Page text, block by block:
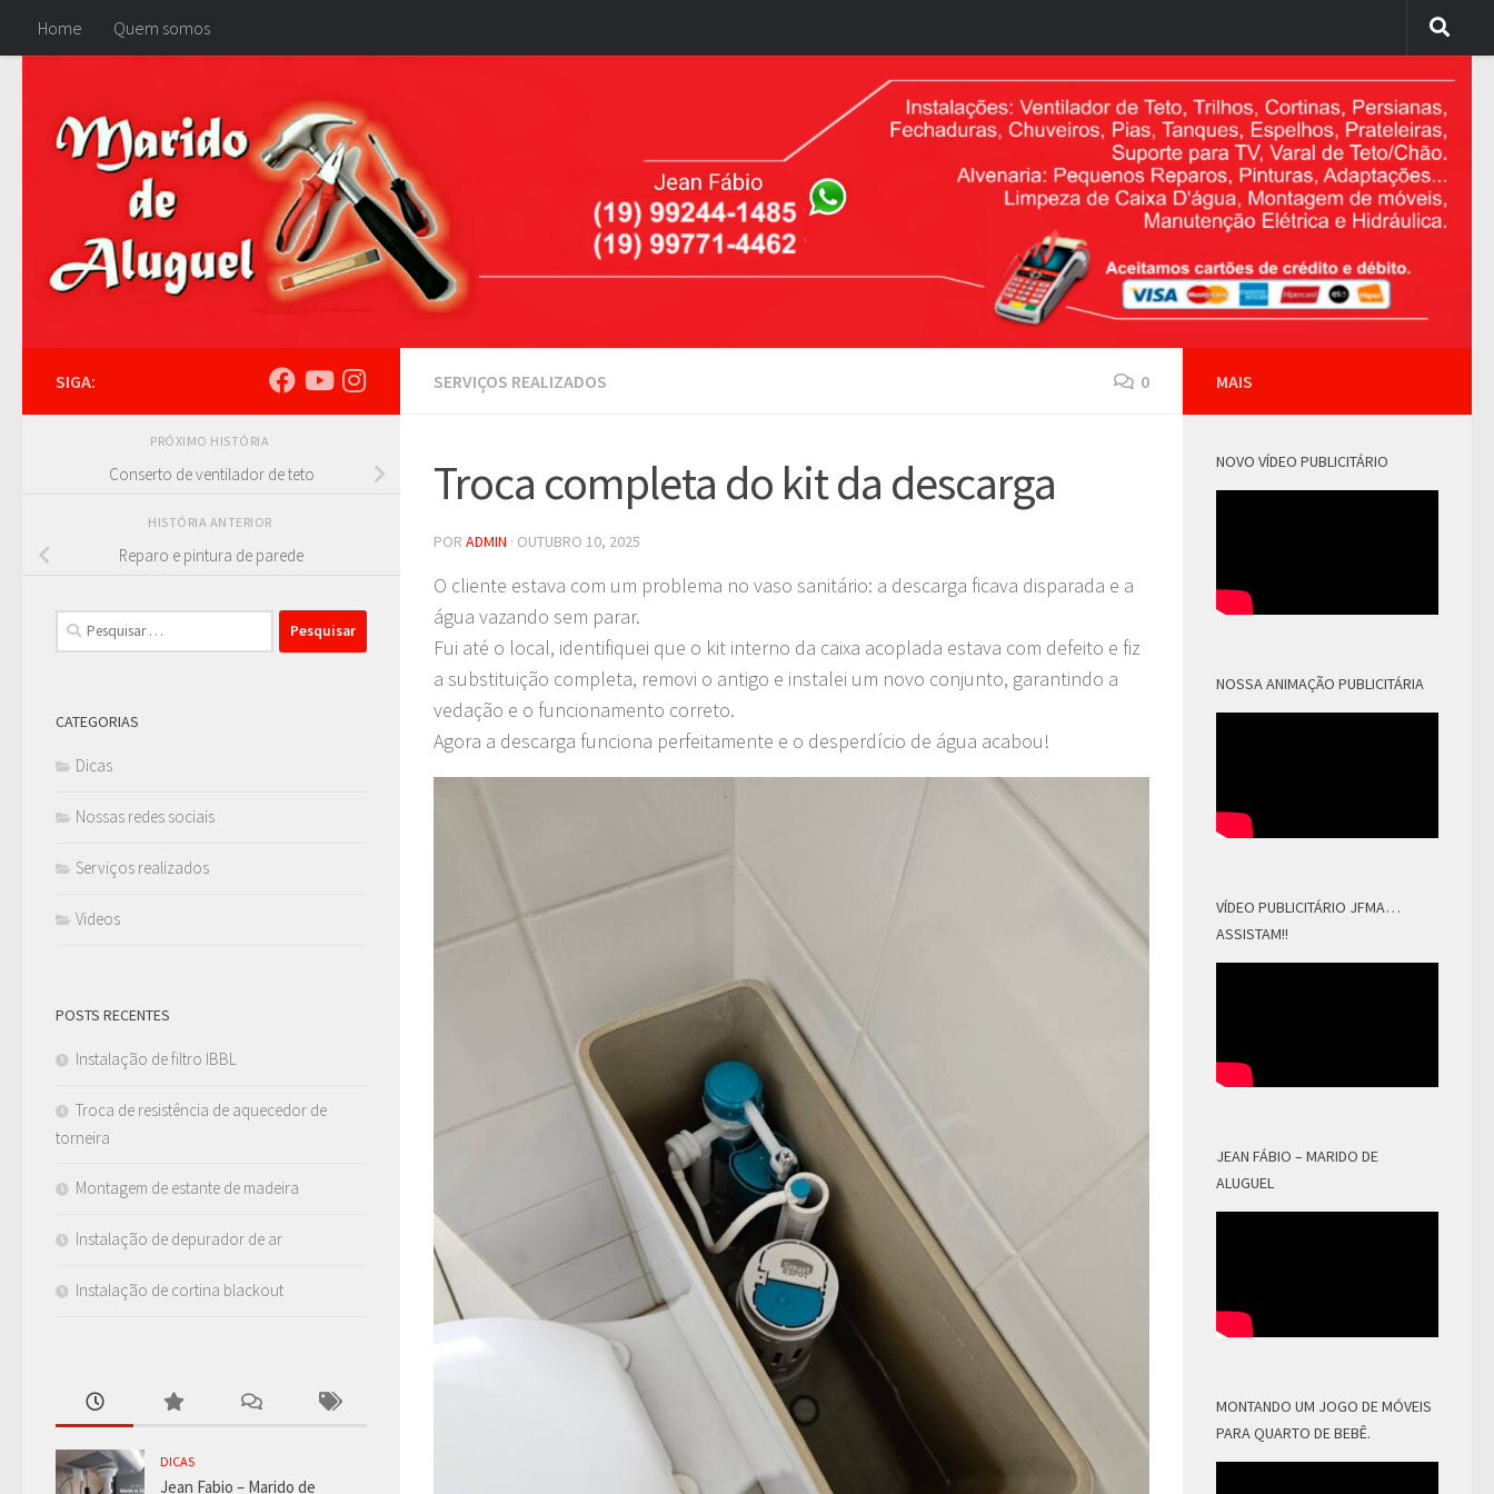
Skip to content
Home Quem somos
SERVIÇOS REALIZADOS 0
Troca completa do kit da descarga
POR ADMIN · OUTUBRO 10, 2025
O cliente estava com um problema no vaso sanitário: a descarga ficava disparada e a
água vazando sem parar.
Fui até o local, identifiquei que o kit interno da caixa acoplada estava com defeito e fiz
a substituição completa, removi o antigo e instalei um novo conjunto, garantindo a
vedação e o funcionamento correto.
Agora a descarga funciona perfeitamente e o desperdício de água acabou!
SIGA:
PRÓXIMO HISTÓRIA
Conserto de ventilador de teto
HISTÓRIA ANTERIOR
Reparo e pintura de parede
Pesquisar
por:
CATEGORIAS
Dicas
Nossas redes sociais
Serviços realizados
Videos
POSTS RECENTES
Instalação de filtro IBBL
Troca de resistência de aquecedor de
torneira
Montagem de estante de madeira
Instalação de depurador de ar
Instalação de cortina blackout
DICAS
Jean Fabio – Marido de
MAIS
NOVO VÍDEO PUBLICITÁRIO
NOSSA ANIMAÇÃO PUBLICITÁRIA
VÍDEO PUBLICITÁRIO JFMA…
ASSISTAM!!
JEAN FÁBIO – MARIDO DE
ALUGUEL
MONTANDO UM JOGO DE MÓVEIS
PARA QUARTO DE BEBÊ.